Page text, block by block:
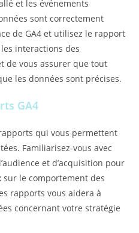
et les événements
sont correctement
de GA4 et utilisez le rapport
interactions des
de vous assurer que tout
les données sont précises.
GA4
qui vous permettent
Familiarisez-vous avec
et d’acquisition pour
le comportement des
rapports vous aidera à
concernant votre stratégie